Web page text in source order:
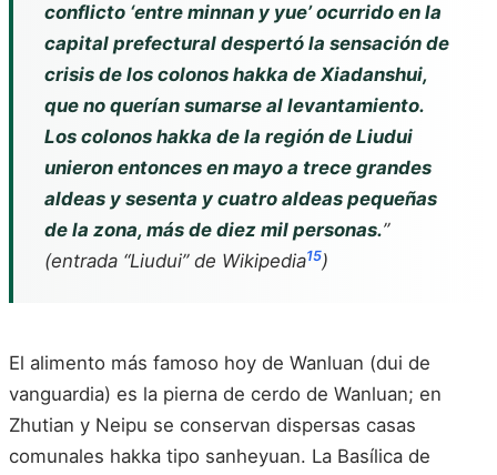
conflicto ‘entre minnan y yue’ ocurrido en la
capital prefectural despertó la sensación de
crisis de los colonos hakka de Xiadanshui,
que no querían sumarse al levantamiento.
Los colonos hakka de la región de Liudui
unieron entonces en mayo a trece grandes
aldeas y sesenta y cuatro aldeas pequeñas
de la zona, más de diez mil personas.”
(entrada “Liudui” de Wikipedia15)
El alimento más famoso hoy de Wanluan (dui de
vanguardia) es la pierna de cerdo de Wanluan; en
Zhutian y Neipu se conservan dispersas casas
comunales hakka tipo sanheyuan. La Basílica de